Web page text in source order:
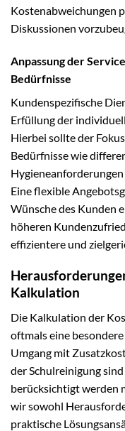
Kostenabweichungen
Diskussionen
Anpassung der
Bedürfnisse
Kundenspezifische
Erfüllung der
Hierbei sollte der
Bedürfnisse wie
Eine flexible
Wünsche des Kunden
höheren
effizientere und
Kalkulation
Die Kalkulation der
oftmals eine
Umgang mit
der Schulreinigung
berücksichtigt werden
wir sowohl
praktische